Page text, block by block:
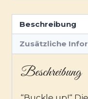
Beschreibung
Zusätzliche
Beschreibung